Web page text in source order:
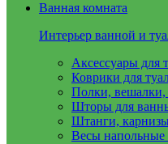
Ванная комната
Интерьер ванной и
Аксессуары для
Коврики для
Полки,
Шторы для
Штанги,
Весы напольные